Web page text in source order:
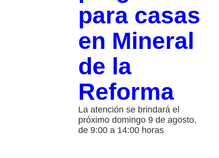
para casas
en Mineral
de la
Reforma
La atención se brindará el
próximo domingo 9 de agosto,
de 9:00 a 14:00 horas